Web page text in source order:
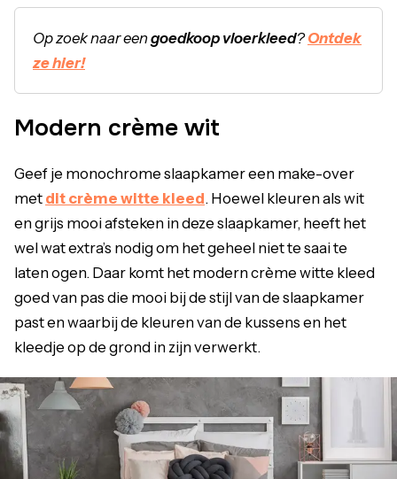
Op zoek naar eengoedkoop vloerkleed?Ontdek
ze hier!
Modern crème wit
Geef je monochrome slaapkamer een make-over
met dit crème witte kleed. Hoewel kleuren als wit
en grijs mooi afsteken in deze slaapkamer, heeft het
wel wat extra’s nodig om het geheel niet te saai te
laten ogen. Daar komt het modern crème witte kleed
goed van pas die mooi bij de stijl van de slaapkamer
past en waarbij de kleuren van de kussens en het
kleedje op de grond in zijn verwerkt.